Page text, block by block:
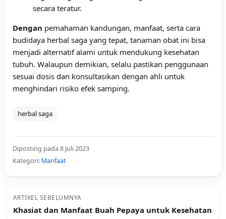
secara teratur.
Dengan pemahaman kandungan, manfaat, serta cara
budidaya herbal saga yang tepat, tanaman obat ini bisa
menjadi alternatif alami untuk mendukung kesehatan
tubuh. Walaupun demikian, selalu pastikan penggunaan
sesuai dosis dan konsultasikan dengan ahli untuk
menghindari risiko efek samping.
herbal saga
Diposting pada 8 Juli 2023
Kategori: Manfaat
ARTIKEL SEBELUMNYA
Khasiat dan Manfaat Buah Pepaya untuk Kesehatan